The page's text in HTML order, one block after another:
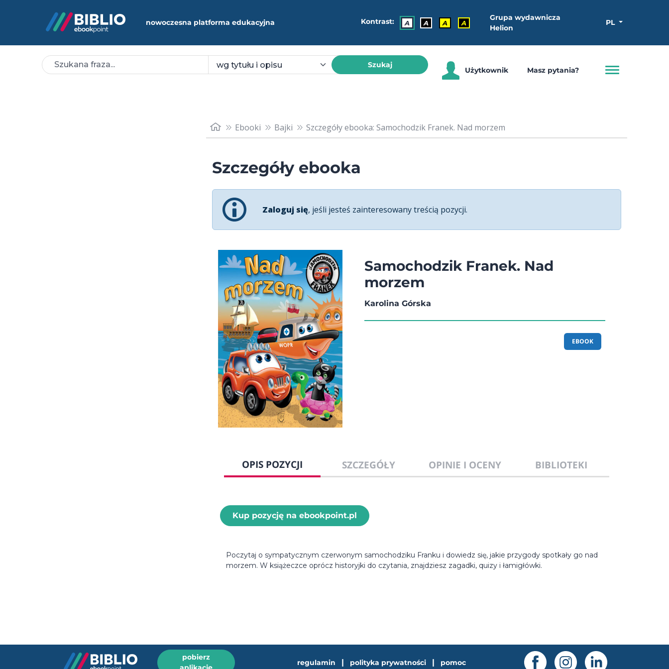
nowoczesna platforma edukacyjna Kontrast: A A A A
Grupa wydawnicza
Helion
PL
Szukaj
Użytkownik Masz pytania?
Ebooki Bajki Szczegóły ebooka: Samochodzik Franek. Nad morzem
Szczegóły ebooka
Zaloguj się, jeśli jesteś zainteresowany treścią pozycji.
Samochodzik Franek. Nad
morzem
Karolina Górska
EBOOK
OPIS POZYCJI SZCZEGÓŁY OPINIE I OCENY BIBLIOTEKI
Kup pozycję na ebookpoint.pl
Poczytaj o sympatycznym czerwonym samochodziku Franku i dowiedz się, jakie przygody spotkały go nad
morzem. W książeczce oprócz historyjki do czytania, znajdziesz zagadki, quizy i łamigłówki.
pobierz
regulamin | polityka prywatności | pomoc